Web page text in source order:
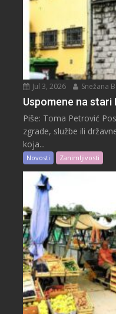
Jul 3, 2026 Snežana
Uspomene na stari
Piše: Toma Petrović
zgrade, službe ili
koja...
Novosti Zanimljivosti